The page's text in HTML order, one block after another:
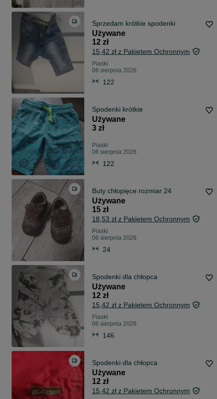
Sprzedam krótkie spodenki
Używane
12 zł
15,42 zł z Pakietem Ochronnym
Piaski
06 sierpnia 2026
122
Spodenki krótkie
Używane
3 zł
Piaski
06 sierpnia 2026
122
Buty chłopięce rozmiar 24
Używane
15 zł
18,53 zł z Pakietem Ochronnym
Piaski
06 sierpnia 2026
24
Spodenki dla chłopca
Używane
12 zł
15,42 zł z Pakietem Ochronnym
Piaski
06 sierpnia 2026
146
Spodenki dla chłopca
Używane
12 zł
15,42 zł z Pakietem Ochronnym